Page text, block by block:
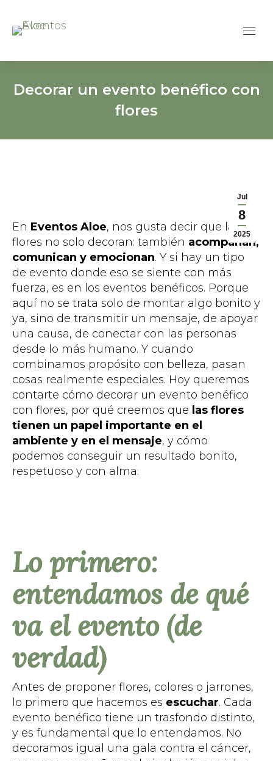
Decorar un evento benéfico con
flores
Jul
8
2025
En Eventos Aloe, nos gusta decir que las
flores no solo decoran: también acompañan,
comunican y emocionan. Y si hay un tipo
de evento donde eso se siente con más
fuerza, es en los eventos benéficos. Porque
aquí no se trata solo de montar algo bonito y
ya, sino de transmitir un mensaje, de apoyar
una causa, de conectar con las personas
desde lo más humano. Y cuando
combinamos propósito con belleza, pasan
cosas realmente especiales. Hoy queremos
contarte cómo decorar un evento benéfico
con flores, por qué creemos que las flores
tienen un papel importante en el
ambiente y en el mensaje, y cómo
podemos conseguir un resultado bonito,
respetuoso y con alma.
Lo primero:
entendamos de qué
va el evento (de
verdad)
Antes de proponer flores, colores o jarrones,
lo primero que hacemos es escuchar. Cada
evento benéfico tiene un trasfondo distinto,
y es fundamental que lo entendamos. No
decoramos igual una gala contra el cáncer,